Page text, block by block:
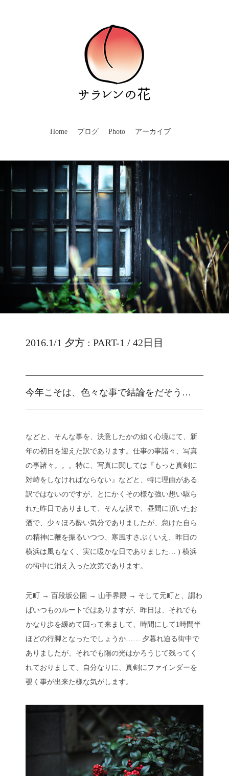
Home ブログ Photo アーカイブ
2016.1/1 夕方 : PART-1 / 42日目
今年こそは、色々な事で結論をだそう…
などと、そんな事を、決意したかの如く心境にて、新
年の初日を迎えた訳であります。仕事の事諸々、写真
の事諸々。。。特に、写真に関しては『もっと真剣に
対峙をしなければならない』などと、特に理由がある
訳ではないのですが、とにかくその様な強い想い駆ら
れた昨日でありまして、そんな訳で、昼間に頂いたお
酒で、少々ほろ酔い気分でありましたが、怠けた自ら
の精神に鞭を振るいつつ、寒風すさぶ ( いえ、昨日の
横浜は風もなく、実に暖かな日でありました… ) 横浜
の街中に消え入った次第であります。
元町 → 百段坂公園 → 山手界隈 → そして元町と、謂わ
ばいつものルートではありますが、昨日は、それでも
かなり歩を緩めて回って来まして、時間にして1時間半
ほどの行脚となったでしょうか…… 夕暮れ迫る街中で
ありましたが、それでも陽の光はかろうじて残ってく
れておりまして、自分なりに、真剣にファインダーを
覗く事が出来た様な気がします。